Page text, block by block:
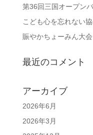
第36回三国オープン
こども心を忘れない
賑やかちょーみん大会
最近のコメント
アーカイブ
2026年6月
2026年3月